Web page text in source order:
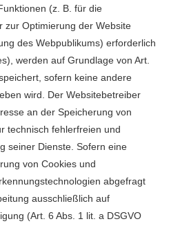
(z. B. für die
zur Optimierung der Website
des Webpublikums) erforderlich
werden auf Grundlage von Art.
sofern keine andere
wird. Der Websitebetreiber
an der Speicherung von
technisch fehlerfreien und
seiner Dienste. Sofern eine
von Cookies und
abgefragt
ausschließlich auf
(Art. 6 Abs. 1 lit. a DSGVO